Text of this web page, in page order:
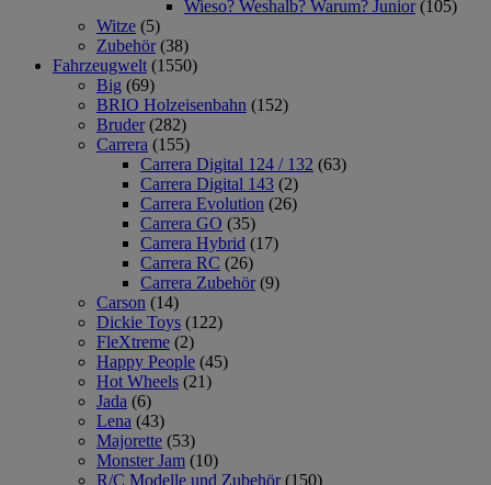
Wieso? Weshalb? Warum? Junior (105)
Witze (5)
Zubehör (38)
Fahrzeugwelt (1550)
Big (69)
BRIO Holzeisenbahn (152)
Bruder (282)
Carrera (155)
Carrera Digital 124 / 132 (63)
Carrera Digital 143 (2)
Carrera Evolution (26)
Carrera GO (35)
Carrera Hybrid (17)
Carrera RC (26)
Carrera Zubehör (9)
Carson (14)
Dickie Toys (122)
FleXtreme (2)
Happy People (45)
Hot Wheels (21)
Jada (6)
Lena (43)
Majorette (53)
Monster Jam (10)
R/C Modelle und Zubehör (150)